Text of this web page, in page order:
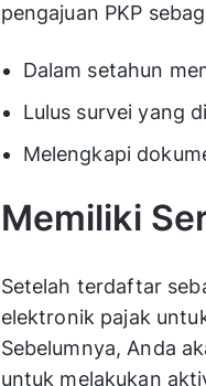
pengajuan PKP
Dalam setahun
Lulus survei yang
Melengkapi
Memiliki
Setelah terdaftar
elektronik pajak
Sebelumnya, Anda
untuk melakukan